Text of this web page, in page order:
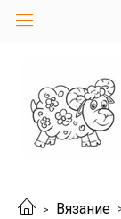
Вязание